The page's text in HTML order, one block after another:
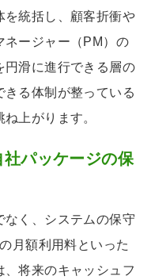
を統括し、顧客折衝や
ネージャー（PM）の
円滑に進行できる層の
きる体制が整っている
上がります。
パッケージの保
なく、システムの保守
月額利用料といった
将来のキャッシュフ